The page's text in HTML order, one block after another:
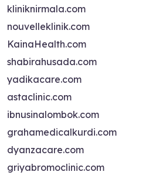
kliniknirmala.com
nouvelleklinik.com
KainaHealth.com
shabirahusada.com
yadikacare.com
astaclinic.com
ibnusinalombok.com
grahamedicalkurdi.com
dyanzacare.com
griyabromoclinic.com